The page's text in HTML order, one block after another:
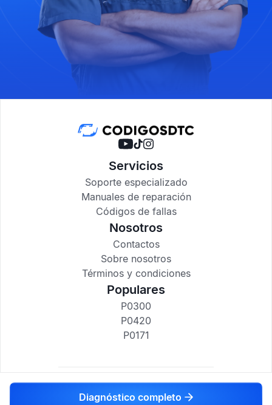
Diagnóstico completo
Servicios
Soporte especializado
Manuales de reparación
Códigos de fallas
Nosotros
Contactos
Sobre nosotros
Términos y condiciones
Populares
P0300
P0420
P0171
codigosdtc.com © 2017-2025